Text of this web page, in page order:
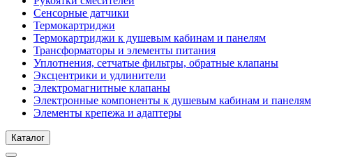
Сенсорные датчики
Термокартриджи
Термокартриджи к душевым кабинам и панелям
Трансформаторы и элементы питания
Уплотнения, сетчатые фильтры, обратные клапаны
Эксцентрики и удлинители
Электромагнитные клапаны
Электронные компоненты к душевым кабинам и панелям
Элементы крепежа и адаптеры
Каталог